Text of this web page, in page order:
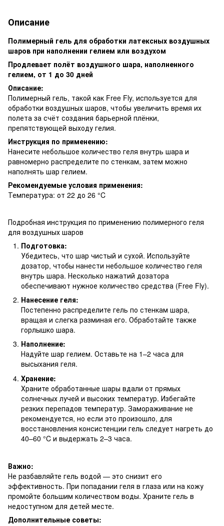
Описание
Полимерный гель для обработки латексных воздушных
шаров при наполнении гелием или воздухом
Продлевает полёт воздушного шара, наполненного
гелием, от 1 до 30 дней
Описание:
Полимерный гель, такой как Free Fly, используется для
обработки воздушных шаров, чтобы увеличить время их
полета за счёт создания барьерной плёнки,
препятствующей выходу гелия.
Инструкция по применению:
Нанесите небольшое количество геля внутрь шара и
равномерно распределите по стенкам, затем можно
наполнять шар гелием.
Рекомендуемые условия применения:
Температура: от 22 до 26 °C
Подробная инструкция по применению полимерного геля
для воздушных шаров
Подготовка:
Убедитесь, что шар чистый и сухой. Используйте
дозатор, чтобы нанести небольшое количество геля
внутрь шара. Несколько нажатий дозатора
обеспечивают нужное количество средства (Free Fly).
Нанесение геля:
Постепенно распределите гель по стенкам шара,
вращая и слегка разминая его. Обработайте также
горлышко шара.
Наполнение:
Надуйте шар гелием. Оставьте на 1–2 часа для
высыхания геля.
Хранение:
Храните обработанные шары вдали от прямых
солнечных лучей и высоких температур. Избегайте
резких перепадов температур. Замораживание не
рекомендуется, но если это произошло, для
восстановления консистенции гель следует нагреть до
40–60 °C и выдержать 2–3 часа.
Важно:
Не разбавляйте гель водой — это снизит его
эффективность. При попадании геля в глаза или на кожу
промойте большим количеством воды. Храните гель в
недоступном для детей месте.
Дополнительные советы: